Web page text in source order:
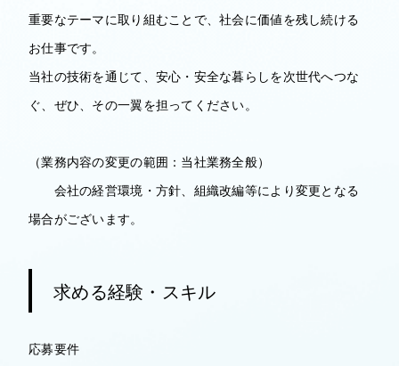
重要なテーマに取り組むことで、社会に価値を残し続ける
お仕事です。
当社の技術を通じて、安心・安全な暮らしを次世代へつな
ぐ、ぜひ、その一翼を担ってください。
（業務内容の変更の範囲：当社業務全般）
会社の経営環境・方針、組織改編等により変更となる
場合がございます。
求める経験・スキル
応募要件